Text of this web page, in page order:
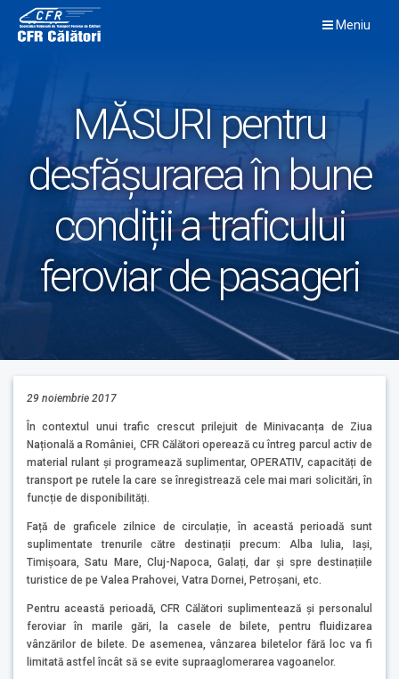
content
Meniu
MĂSURI pentru
desfășurarea în bune
condiții a traficului
feroviar de pasageri
29 noiembrie 2017
În contextul unui trafic crescut prilejuit de Minivacanța de Ziua
Națională a României, CFR Călători operează cu întreg parcul activ de
material rulant și programează suplimentar, OPERATIV, capacități de
transport pe rutele la care se înregistrează cele mai mari solicitări, în
funcție de disponibilități.
Față de graficele zilnice de circulație, în această perioadă sunt
suplimentate trenurile către destinații precum: Alba Iulia, Iași,
Timișoara, Satu Mare, Cluj-Napoca, Galați, dar și spre destinațiile
turistice de pe Valea Prahovei, Vatra Dornei, Petroşani, etc.
Pentru această perioadă, CFR Călători suplimentează și personalul
feroviar în marile gări, la casele de bilete, pentru fluidizarea
vânzărilor de bilete. De asemenea, vânzarea biletelor fără loc va fi
limitată astfel încât să se evite supraaglomerarea vagoanelor.